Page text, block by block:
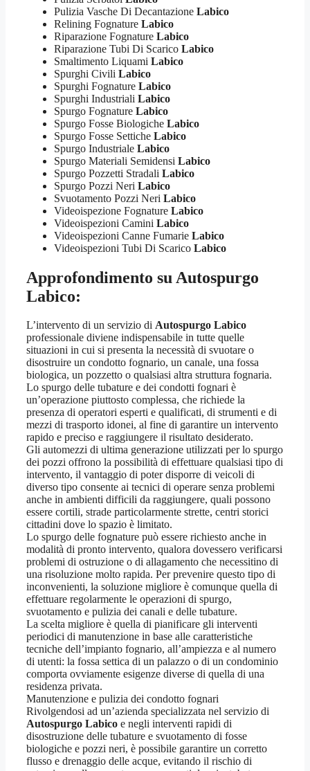
Pulizia Vasche Di Decantazione Labico
Relining Fognature Labico
Riparazione Fognature Labico
Riparazione Tubi Di Scarico Labico
Smaltimento Liquami Labico
Spurghi Civili Labico
Spurghi Fognature Labico
Spurghi Industriali Labico
Spurgo Fognature Labico
Spurgo Fosse Biologiche Labico
Spurgo Fosse Settiche Labico
Spurgo Industriale Labico
Spurgo Materiali Semidensi Labico
Spurgo Pozzetti Stradali Labico
Spurgo Pozzi Neri Labico
Svuotamento Pozzi Neri Labico
Videoispezione Fognature Labico
Videoispezioni Camini Labico
Videoispezioni Canne Fumarie Labico
Videoispezioni Tubi Di Scarico Labico
Approfondimento su Autospurgo
Labico:
L’intervento di un servizio di Autospurgo Labico
professionale diviene indispensabile in tutte quelle
situazioni in cui si presenta la necessità di svuotare o
disostruire un condotto fognario, un canale, una fossa
biologica, un pozzetto o qualsiasi altra struttura fognaria.
Lo spurgo delle tubature e dei condotti fognari è
un’operazione piuttosto complessa, che richiede la
presenza di operatori esperti e qualificati, di strumenti e di
mezzi di trasporto idonei, al fine di garantire un intervento
rapido e preciso e raggiungere il risultato desiderato.
Gli automezzi di ultima generazione utilizzati per lo spurgo
dei pozzi offrono la possibilità di effettuare qualsiasi tipo di
intervento, il vantaggio di poter disporre di veicoli di
diverso tipo consente ai tecnici di operare senza problemi
anche in ambienti difficili da raggiungere, quali possono
essere cortili, strade particolarmente strette, centri storici
cittadini dove lo spazio è limitato.
Lo spurgo delle fognature può essere richiesto anche in
modalità di pronto intervento, qualora dovessero verificarsi
problemi di ostruzione o di allagamento che necessitino di
una risoluzione molto rapida. Per prevenire questo tipo di
inconvenienti, la soluzione migliore è comunque quella di
effettuare regolarmente le operazioni di spurgo,
svuotamento e pulizia dei canali e delle tubature.
La scelta migliore è quella di pianificare gli interventi
periodici di manutenzione in base alle caratteristiche
tecniche dell’impianto fognario, all’ampiezza e al numero
di utenti: la fossa settica di un palazzo o di un condominio
comporta ovviamente esigenze diverse di quella di una
residenza privata.
Manutenzione e pulizia dei condotto fognari
Rivolgendosi ad un’azienda specializzata nel servizio di
Autospurgo Labico e negli interventi rapidi di
disostruzione delle tubature e svuotamento di fosse
biologiche e pozzi neri, è possibile garantire un corretto
flusso e drenaggio delle acque, evitando il rischio di